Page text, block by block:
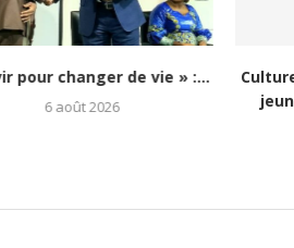
Festival Congo Mboka Vibe : la
jeunesse kinoise...